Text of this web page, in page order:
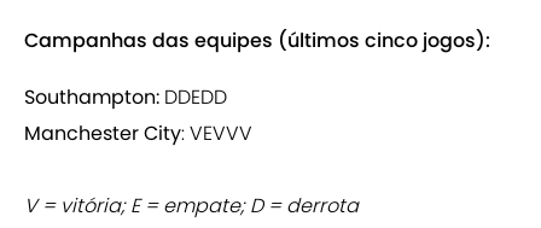
Campanhas das equipes (últimos cinco jogos):
Southampton: DDEDD
Manchester City: VEVVV
V = vitória; E = empate; D = derrota